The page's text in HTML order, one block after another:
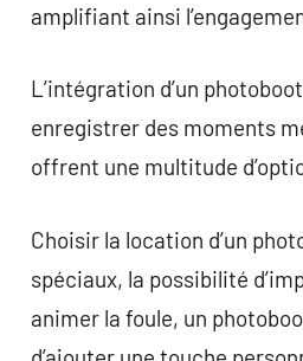
amplifiant ainsi
L’intégration d’un
enregistrer des moments
offrent une multitude
Choisir la location d’un
spéciaux, la possibilité
animer la foule, un